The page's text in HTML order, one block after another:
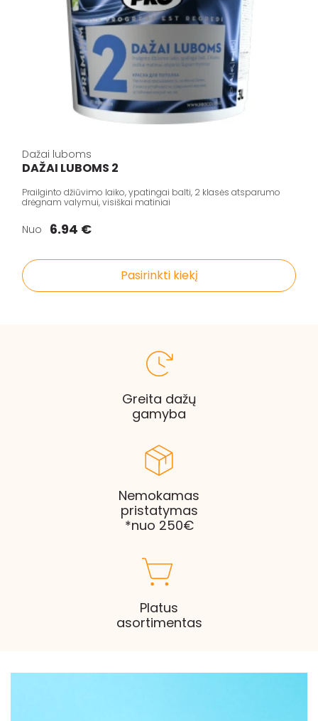
Dažai luboms
DAŽAI LUBOMS 2
Prailginto džiūvimo laiko, ypatingai balti, 2 klasės atsparumo
drėgnam valymui, visiškai matiniai
Nuo 6.94 €
Pasirinkti kiekį
Greita dažų
gamyba
Nemokamas
pristatymas
*nuo 250€
Platus
asortimentas